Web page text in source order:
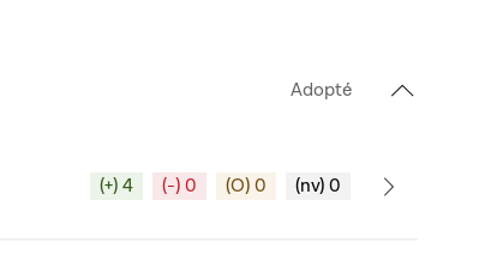
Adopté
(+) 4 (-) 0 (O) 0 (nv) 0